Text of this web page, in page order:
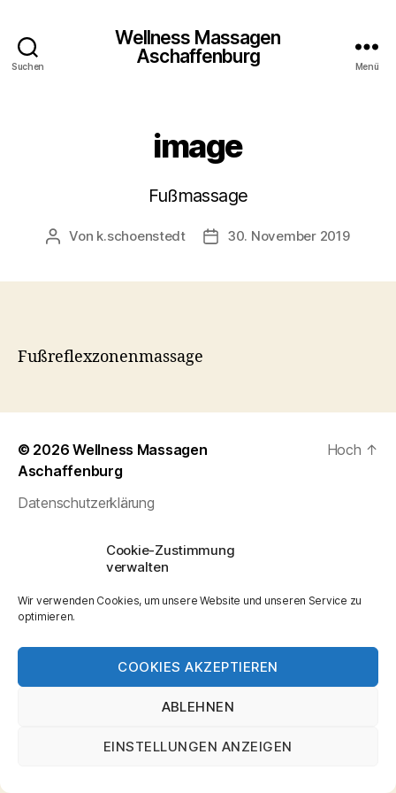
Cookie-Zustimmung
verwalten
Wir verwenden Cookies, um unsere Website und unseren Service zu
optimieren.
COOKIES AKZEPTIEREN
ABLEHNEN
EINSTELLUNGEN ANZEIGEN
Suchen
Wellness Massagen
Aschaffenburg
Menü
image
Fußmassage
Beitragsautor
Von k.schoenstedt Beitragsdatum
30. November 2019
Fußreflexzonenmassage
© 2026Wellness Massagen
Aschaffenburg
Datenschutzerklärung
Hoch ↑